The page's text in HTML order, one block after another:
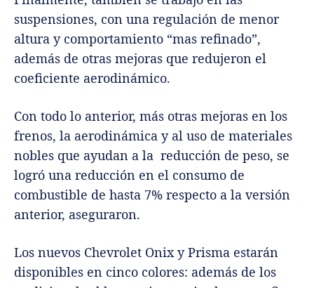
suspensiones, con una regulación de menor
altura y comportamiento “mas refinado”,
además de otras mejoras que redujeron el
coeficiente aerodinámico.
Con todo lo anterior, más otras mejoras en los
frenos, la aerodinámica y al uso de materiales
nobles que ayudan a la reducción de peso, se
logró una reducción en el consumo de
combustible de hasta 7% respecto a la versión
anterior, aseguraron.
Los nuevos Chevrolet Onix y Prisma estarán
disponibles en cinco colores: además de los